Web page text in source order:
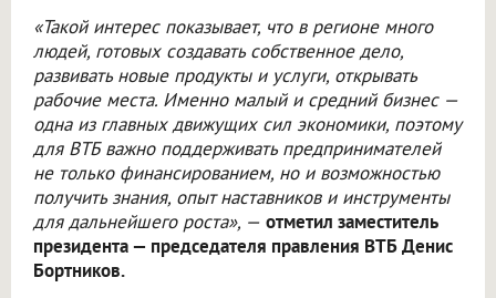
«Такой интерес показывает, что в регионе много
людей, готовых создавать собственное дело,
развивать новые продукты и услуги, открывать
рабочие места. Именно малый и средний бизнес —
одна из главных движущих сил экономики, поэтому
для ВТБ важно поддерживать предпринимателей
не только финансированием, но и возможностью
получить знания, опыт наставников и инструменты
для дальнейшего роста», — отметил заместитель
президента — председателя правления ВТБ Денис
Бортников.